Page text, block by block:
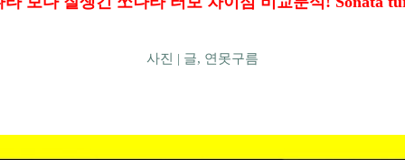
사진 | 글, 연못구름